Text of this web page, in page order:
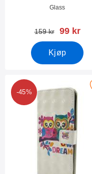
Varenummer 35101
Glass
gammel pris
159 kr ny pris
99 kr
Kjøp
-45%
designwallet Samsung